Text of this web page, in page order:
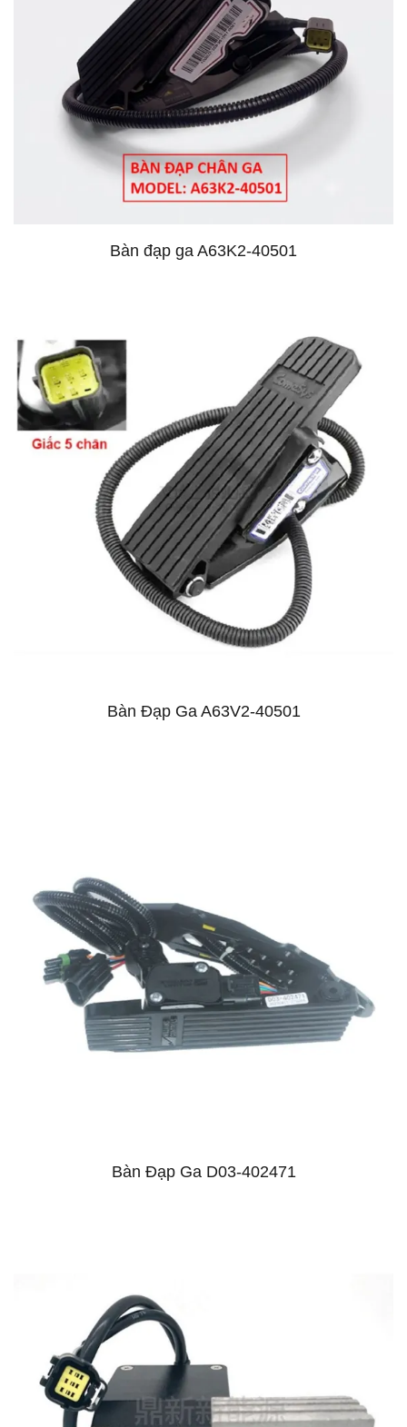
Bàn đạp ga A63K2-40501
Bàn Đạp Ga A63V2-40501
Bàn Đạp Ga D03-402471